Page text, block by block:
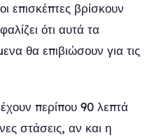
επισκέπτες βρίσκουν
ότι αυτά τα
θα επιβιώσουν για τις
περίπου 90 λεπτά
στάσεις, αν και η